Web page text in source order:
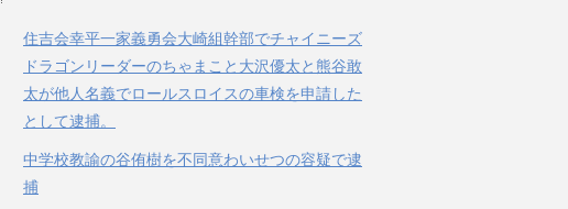
住吉会幸平一家義勇会大崎組幹部でチャイニーズ
ドラゴンリーダーのちゃまこと大沢優太と熊谷敢
太が他人名義でロールスロイスの車検を申請した
として逮捕。
中学校教諭の谷侑樹を不同意わいせつの容疑で逮
捕